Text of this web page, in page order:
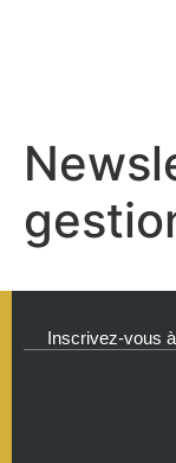
Inscrivez-vous